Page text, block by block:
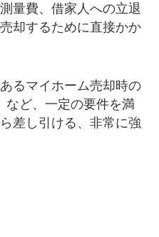
量費、借家人への立退
却するために直接かか
るマイホーム売却時の
など、一定の要件を満
差し引ける、非常に強